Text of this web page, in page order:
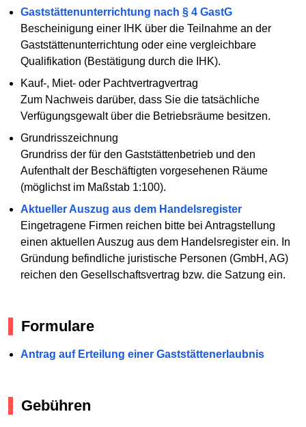
Gaststättenunterrichtung nach § 4 GastG
Bescheinigung einer IHK über die Teilnahme an der
Gaststättenunterrichtung oder eine vergleichbare
Qualifikation (Bestätigung durch die IHK).
Kauf-, Miet- oder Pachtvertragvertrag
Zum Nachweis darüber, dass Sie die tatsächliche
Verfügungsgewalt über die Betriebsräume besitzen.
Grundrisszeichnung
Grundriss der für den Gaststättenbetrieb und den
Aufenthalt der Beschäftigten vorgesehenen Räume
(möglichst im Maßstab 1:100).
Aktueller Auszug aus dem Handelsregister
Eingetragene Firmen reichen bitte bei Antragstellung
einen aktuellen Auszug aus dem Handelsregister ein. In
Gründung befindliche juristische Personen (GmbH, AG)
reichen den Gesellschaftsvertrag bzw. die Satzung ein.
Formulare
Antrag auf Erteilung einer Gaststättenerlaubnis
Gebühren